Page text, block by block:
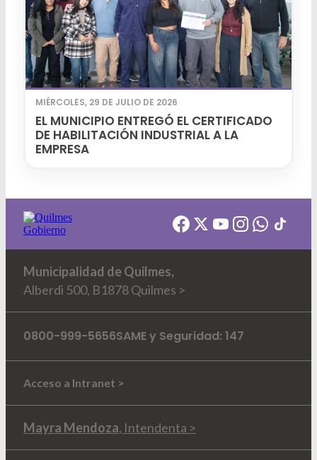
MIÉRCOLES, 29 DE JULIO DE 2026
EL MUNICIPIO ENTREGÓ EL CERTIFICADO
DE HABILITACIÓN INDUSTRIAL A LA
EMPRESA
Municipalidad de Quilmes,
Alberdi 500, B1878 Quilmes >
0800-999-5656SAME y Seguridad: 147
Acceso a Intranet >
Mayra Mendoza, Intendenta >